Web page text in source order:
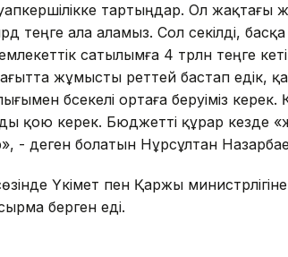
тартыңдар. Ол жақтағы
теңге ала аламыз. Сол секілді,
сатылымға 4 трлн теңге
жұмысты реттей бастап едік,
бәсекелі ортаға беруіміз
қою керек. Бюджетті құрар кезде
- деген болатын Нұрсұлтан
Үкімет пен Қаржы министрлігіне
берген еді.